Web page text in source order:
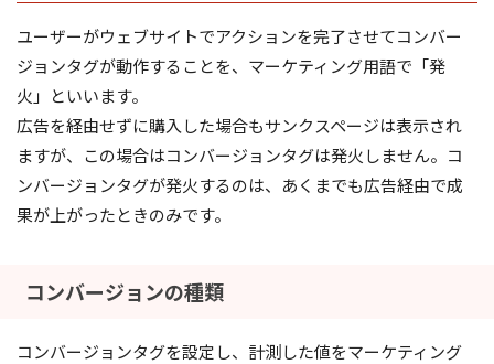
ユーザーがウェブサイトでアクションを完了させてコンバー
ジョンタグが動作することを、マーケティング用語で「発
火」といいます。
広告を経由せずに購入した場合もサンクスページは表示され
ますが、この場合はコンバージョンタグは発火しません。コ
ンバージョンタグが発火するのは、あくまでも広告経由で成
果が上がったときのみです。
コンバージョンの種類
コンバージョンタグを設定し、計測した値をマーケティング